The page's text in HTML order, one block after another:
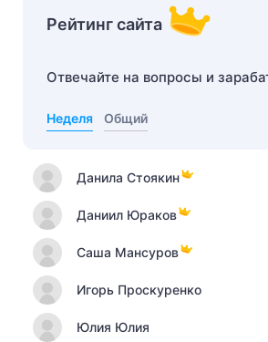
Рейтинг сайта
Отвечайте на вопросы и
Неделя Общий
Данила Стоякин
Даниил Юраков
Саша Мансуров
Игорь Проскуренко
Юлия Юлия